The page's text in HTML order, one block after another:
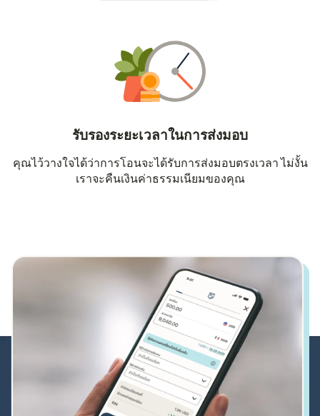
รับรองระยะเวลาในการส่งมอบ
คุณไว้วางใจได้ว่าการโอนจะได้รับการส่งมอบตรงเวลา ไม่งั้น
เราจะคืนเงินค่าธรรมเนียมของคุณ